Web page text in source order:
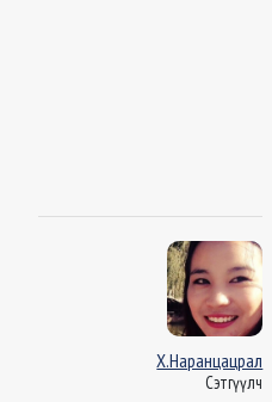
Х.Наранцацрал
Сэтгүүлч